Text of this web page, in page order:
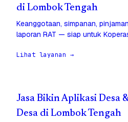
di Lombok Tengah
Keanggotaan, simpanan,
laporan RAT — siap untuk
Lihat layanan →
Jasa Bikin Aplikasi Desa
Desa di Lombok Tengah